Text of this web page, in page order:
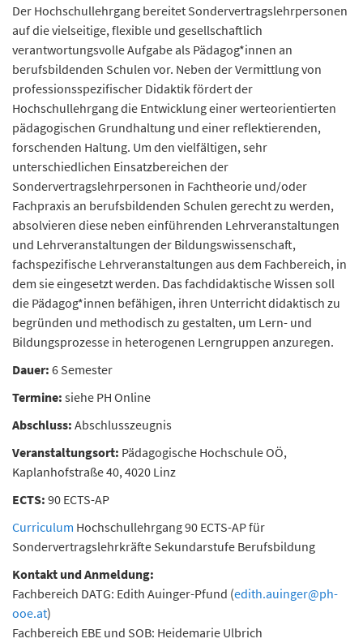
Der Hochschullehrgang bereitet Sondervertragslehrpersonen
auf die vielseitige, flexible und gesellschaftlich
verantwortungsvolle Aufgabe als Pädagog*innen an
berufsbildenden Schulen vor. Neben der Vermittlung von
professionsspezifischer Didaktik fördert der
Hochschullehrgang die Entwicklung einer werteorientierten
pädagogischen Grundhaltung und einer reflektierenden,
forschenden Haltung. Um den vielfältigen, sehr
unterschiedlichen Einsatzbereichen der
Sondervertragslehrpersonen in Fachtheorie und/oder
Fachpraxis an berufsbildenden Schulen gerecht zu werden,
absolvieren diese neben einführenden Lehrveranstaltungen
und Lehrveranstaltungen der Bildungswissenschaft,
fachspezifische Lehrveranstaltungen aus dem Fachbereich, in
dem sie eingesetzt werden. Das fachdidaktische Wissen soll
die Pädagog*innen befähigen, ihren Unterricht didaktisch zu
begründen und methodisch zu gestalten, um Lern- und
Bildungsprozesse in heterogenen Lerngruppen anzuregen.
Dauer: 6 Semester
Termine: siehe PH Online
Abschluss: Abschlusszeugnis
Veranstaltungsort: Pädagogische Hochschule OÖ,
Kaplanhofstraße 40, 4020 Linz
ECTS: 90 ECTS-AP
Curriculum Hochschullehrgang 90 ECTS-AP für
Sondervertragslehrkräfte Sekundarstufe Berufsbildung
Kontakt und Anmeldung:
Fachbereich DATG: Edith Auinger-Pfund (edith.auinger@ph-
ooe.at)
Fachbereich EBE und SOB: Heidemarie Ulbrich